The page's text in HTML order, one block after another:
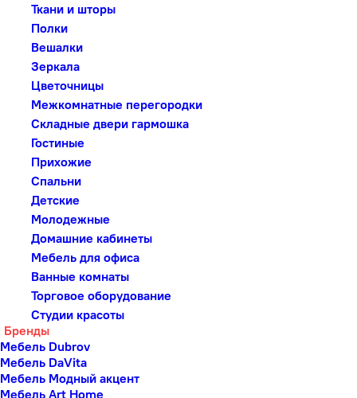
Ткани и шторы
Полки
Вешалки
Зеркала
Цветочницы
Межкомнатные перегородки
Складные двери гармошка
Гостиные
Прихожие
Спальни
Детские
Молодежные
Домашние кабинеты
Мебель для офиса
Ванные комнаты
Торговое оборудование
Студии красоты
Бренды
Мебель Dubrov
Мебель DaVita
Мебель Модный акцент
Мебель Art Home